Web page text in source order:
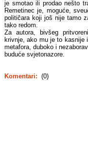
je smotao ili prodao nešto
Remetinec je, moguće,
političara koji još nije tamo
tako redom.
Za autora, bivšeg
krivnje, ako mu je to kasnije
metafora, duboko i
buduće svjetonazore.
Komentari: (0)